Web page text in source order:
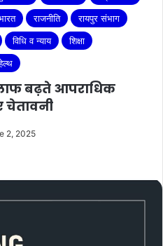
राजनीति
रायपुर संभाग
विधि व न्याय
शिक्षा
बढ़ते आपराधिक
2, 2025